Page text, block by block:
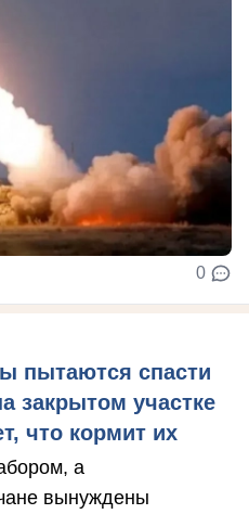
0
пытаются спасти
закрытом участке
что кормит их
а
вынуждены